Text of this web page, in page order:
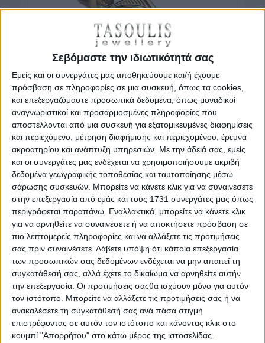
Σεβόμαστε την ιδιωτικότητά σας
Εμείς και οι συνεργάτες μας αποθηκεύουμε και/ή έχουμε
πρόσβαση σε πληροφορίες σε μια συσκευή, όπως τα cookies,
και επεξεργαζόμαστε προσωπικά δεδομένα, όπως μοναδικοί
αναγνωριστικοί και προσαρμοσμένες πληροφορίες που
αποστέλλονται από μια συσκευή για εξατομικευμένες διαφημίσεις
και περιεχόμενο, μέτρηση διαφήμισης και περιεχομένου, έρευνα
ακροατηρίου και ανάπτυξη υπηρεσιών. Με την άδειά σας, εμείς
και οι συνεργάτες μας ενδέχεται να χρησιμοποιήσουμε ακριβή
δεδομένα γεωγραφικής τοποθεσίας και ταυτοποίησης μέσω
σάρωσης συσκευών. Μπορείτε να κάνετε κλικ για να συναινέσετε
στην επεξεργασία από εμάς και τους 1731 συνεργάτες μας όπως
περιγράφεται παραπάνω. Εναλλακτικά, μπορείτε να κάνετε κλικ
για να αρνηθείτε να συναινέσετε ή να αποκτήσετε πρόσβαση σε
πιο λεπτομερείς πληροφορίες και να αλλάξετε τις προτιμήσεις
σας πριν συναινέσετε. Λάβετε υπόψη ότι κάποια επεξεργασία
των προσωπικών σας δεδομένων ενδέχεται να μην απαιτεί τη
συγκατάθεσή σας, αλλά έχετε το δικαίωμα να αρνηθείτε αυτήν
την επεξεργασία. Οι προτιμήσεις σαςθα ισχύουν μόνο για αυτόν
τον ιστότοπο. Μπορείτε να αλλάξετε τις προτιμήσεις σας ή να
ανακαλέσετε τη συγκατάθεσή σας ανά πάσα στιγμή
επιστρέφοντας σε αυτόν τον ιστότοπο και κάνοντας κλικ στο
κουμπί "Απορρήτου" στο κάτω μέρος της ιστοσελίδας.
Κωδικός προϊόντος : 51243
Δίχρωμο χρυσό και λευκόχρυσο μενταγιόν, ζώδιο 14
Καρατίων με ανάγλυφες λεπτομέρειες στις άκρες του.
Βάρος: 1,4γρ
Ύψος: 2,6εκ
Πλάτος: 1,5εκ
Πάχος: 0,2εκ
Διάμετρος: -
Μήκος: -
Το σχέδιο διατίθεται σε όλα τα ζώδια.